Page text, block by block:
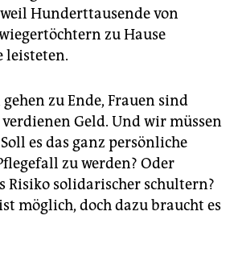
Hunderttausende von
zu Hause
leisteten.
zu Ende, Frauen sind
Geld. Und wir müssen
es das ganz persönliche
zu werden? Oder
Risiko solidarischer schultern?
möglich, doch dazu braucht es